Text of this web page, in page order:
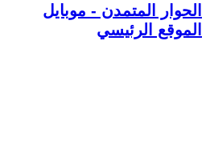
الحوار المتمدن - موبايل
الموقع الرئيسي